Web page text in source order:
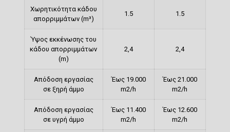
Χωρητικότητα κάδου
απορριμμάτων (m³)
1.5 1.5
Ύψος εκκένωσης του
κάδου απορριμμάτων
(m)
2,4 2,4
Απόδοση εργασίας
σε ξηρή άμμο
Έως 19.000
m2/h
Έως 21.000
m2/h
Απόδοση εργασίας
σε υγρή άμμο
Έως 11.400
m2/h
Έως 12.600
m2/h